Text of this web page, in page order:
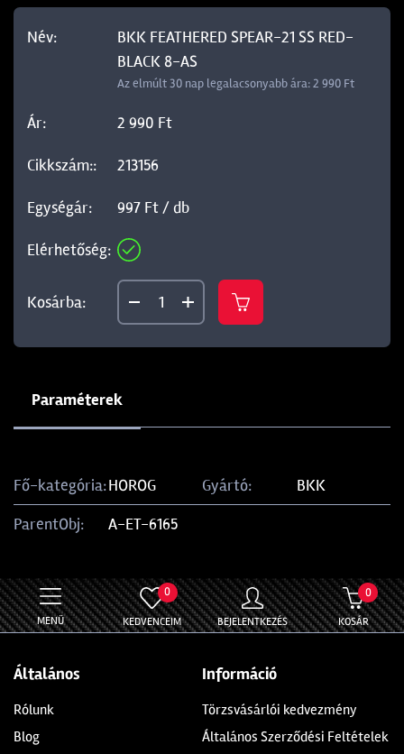
BKK FEATHERED SPEAR-21 SS RED-
BLACK 8-AS
Az elmúlt 30 nap legalacsonyabb ára: 2 990 Ft
2 990 Ft
213156
997 Ft / db
Paraméterek
Fő-kategória:HOROG Gyártó:
BKK
ParentObj:
A-ET-6165
MENÜ
0
KEDVENCEIM BEJELENTKEZÉS
0
KOSÁR
Általános
Rólunk
Blog
Információ
Törzsvásárlói kedvezmény
Általános Szerződési Feltételek